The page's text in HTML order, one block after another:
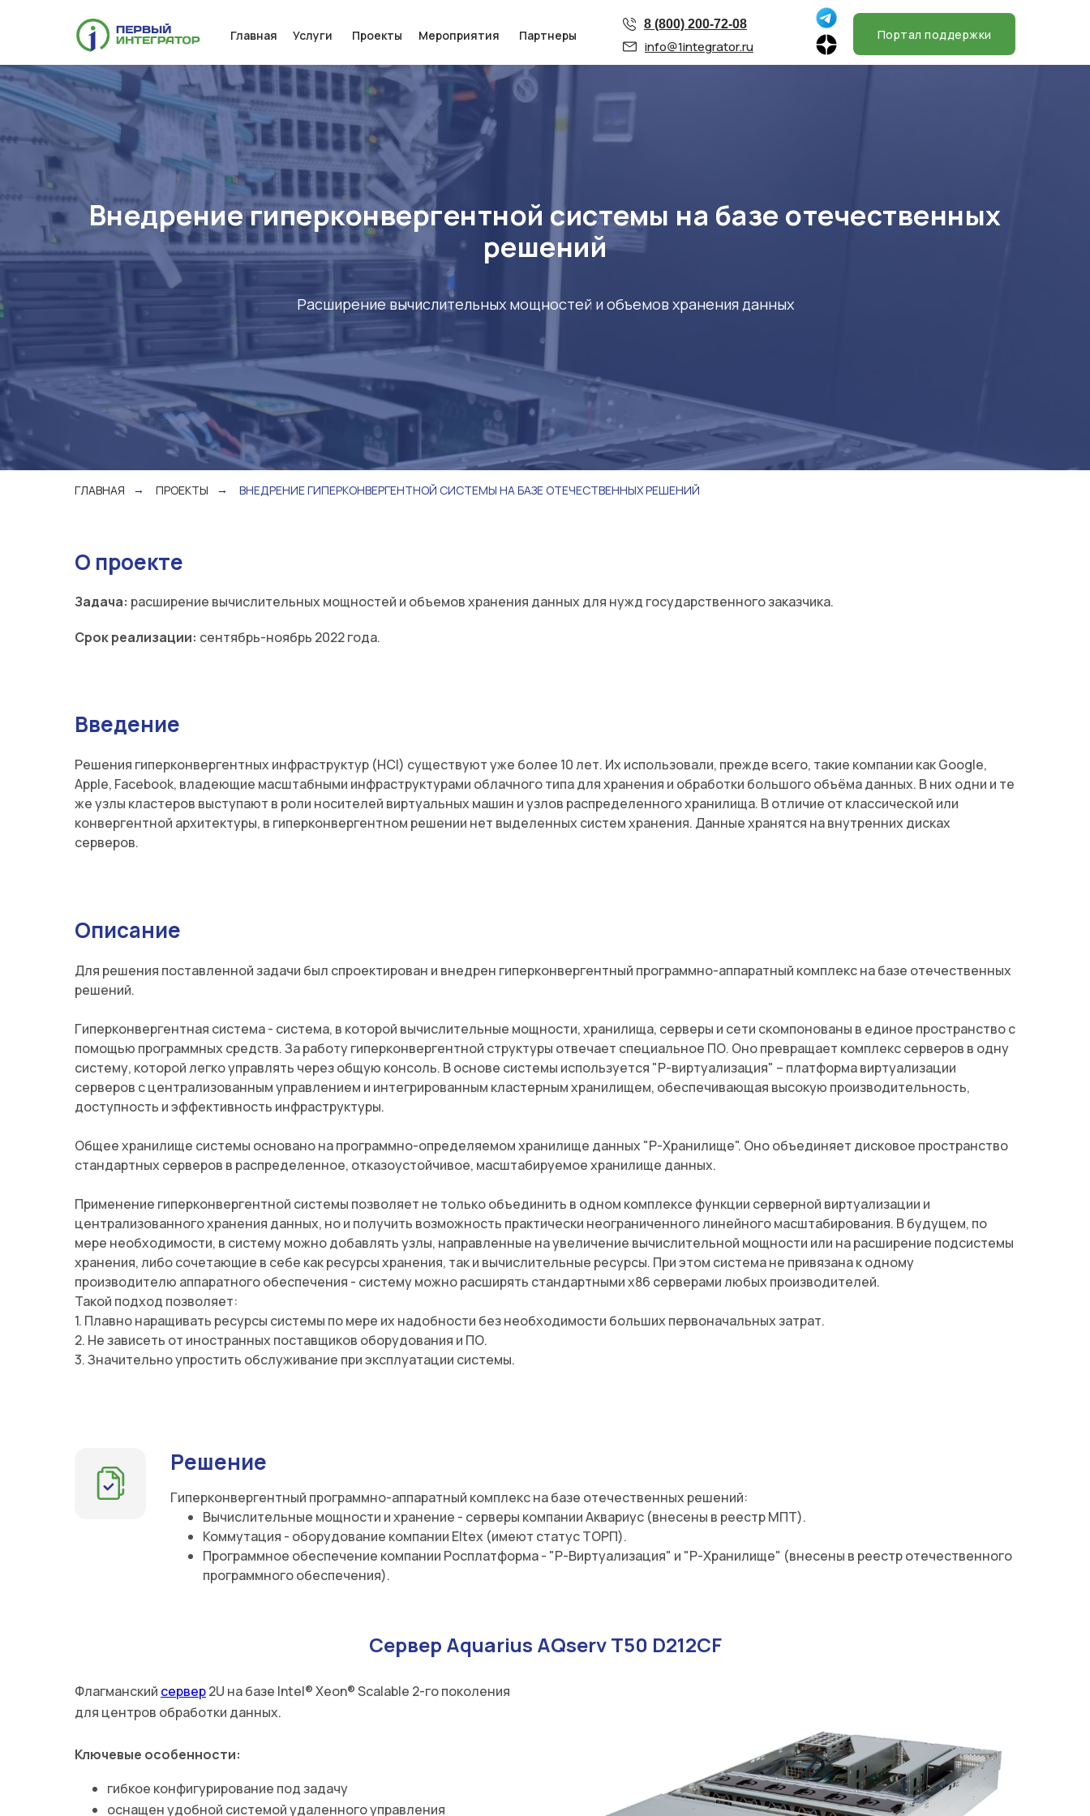
Портал поддержки
info@1integrator.ru
8 (800) 200-72-08
Главная Проекты Мероприятия Партнеры
Услуги
Внедрение гиперконвергентной системы на базе отечественных
решений
Расширение вычислительных мощностей и объемов хранения данных
ГЛАВНАЯ → ПРОЕКТЫ → ВНЕДРЕНИЕ ГИПЕРКОНВЕРГЕНТНОЙ СИСТЕМЫ НА БАЗЕ ОТЕЧЕСТВЕННЫХ РЕШЕНИЙ
О проекте
Задача: расширение вычислительных мощностей и объемов хранения данных для нужд государственного заказчика.
Срок реализации: сентябрь-ноябрь 2022 года.
Введение
Решения гиперконвергентных инфраструктур (HCI) существуют уже более 10 лет. Их использовали, прежде всего, такие компании как Google,
Apple, Facebook, владеющие масштабными инфраструктурами облачного типа для хранения и обработки большого объёма данных. В них одни и те
же узлы кластеров выступают в роли носителей виртуальных машин и узлов распределенного хранилища. В отличие от классической или
конвергентной архитектуры, в гиперконвергентном решении нет выделенных систем хранения. Данные хранятся на внутренних дисках
серверов.
Описание
Для решения поставленной задачи был спроектирован и внедрен гиперконвергентный программно-аппаратный комплекс на базе отечественных
решений.
Гиперконвергентная система - система, в которой вычислительные мощности, хранилища, серверы и сети скомпонованы в единое пространство с
помощью программных средств. За работу гиперконвергентной структуры отвечает специальное ПО. Оно превращает комплекс серверов в одну
систему, которой легко управлять через общую консоль. В основе системы используется "Р-виртуализация" – платформа виртуализации
серверов с централизованным управлением и интегрированным кластерным хранилищем, обеспечивающая высокую производительность,
доступность и эффективность инфраструктуры.
Общее хранилище системы основано на программно-определяемом хранилище данных "Р-Хранилище". Оно объединяет дисковое пространство
стандартных серверов в распределенное, отказоустойчивое, масштабируемое хранилище данных.
Применение гиперконвергентной системы позволяет не только объединить в одном комплексе функции серверной виртуализации и
централизованного хранения данных, но и получить возможность практически неограниченного линейного масштабирования. В будущем, по
мере необходимости, в систему можно добавлять узлы, направленные на увеличение вычислительной мощности или на расширение подсистемы
хранения, либо сочетающие в себе как ресурсы хранения, так и вычислительные ресурсы. При этом система не привязана к одному
производителю аппаратного обеспечения - систему можно расширять стандартными x86 серверами любых производителей.
Такой подход позволяет:
1. Плавно наращивать ресурсы системы по мере их надобности без необходимости больших первоначальных затрат.
2. Не зависеть от иностранных поставщиков оборудования и ПО.
3. Значительно упростить обслуживание при эксплуатации системы.
Решение
Гиперконвергентный программно-аппаратный комплекс на базе отечественных решений:
Вычислительные мощности и хранение - серверы компании Аквариус (внесены в реестр МПТ).
Коммутация - оборудование компании Eltex (имеют статус ТОРП).
Программное обеспечение компании Росплатформа - "Р-Виртуализация" и "Р-Хранилище" (внесены в реестр отечественного
программного обеспечения).
Сервер Aquarius AQserv T50 D212CF
Флагманский сервер2U на базе Intel® Xeon® Scalable 2-го поколения
для центров обработки данных.
Ключевые особенности:
гибкое конфигурирование под задачу
оснащен удобной системой удаленного управления